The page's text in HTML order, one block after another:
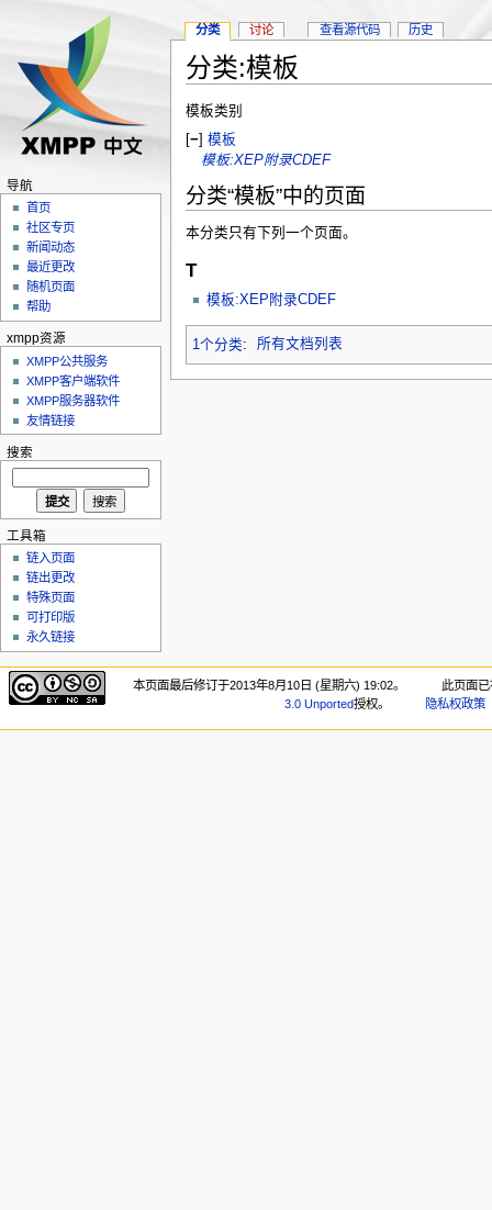
分类:模板
模板类别
[−] 模板
模板:XEP附录CDEF
分类“模板”中的页面
本分类只有下列一个页面。
T
模板:XEP附录CDEF
1个分类: 所有文档列表
分类 讨论 查看源代码 历史
导航
首页
社区专页
新闻动态
最近更改
随机页面
帮助
xmpp资源
XMPP公共服务
XMPP客户端软件
XMPP服务器软件
友情链接
搜索
工具箱
链入页面
链出更改
特殊页面
可打印版
永久链接
本页面最后修订于2013年8月10日 (星期六) 19:02。
此页面
3.0 Unported授权。 隐私权政策